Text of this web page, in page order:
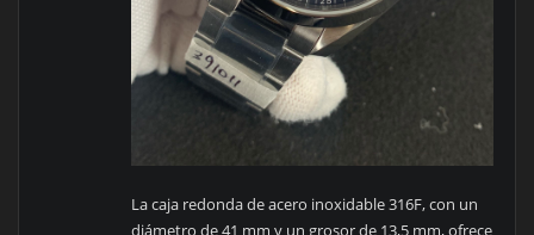
La caja redonda de acero inoxidable 316F, con un
diámetro de 41 mm y un grosor de 13,5 mm, ofrece